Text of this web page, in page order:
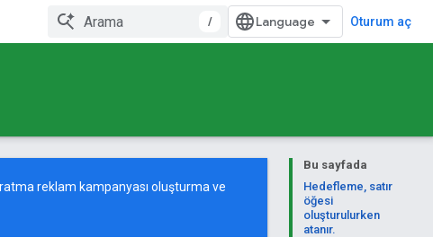
/ Oturum aç
Bu sayfada
Hedefleme, satır
öğesi
oluşturulurken
atanır.
reklam kampanyası oluşturma ve